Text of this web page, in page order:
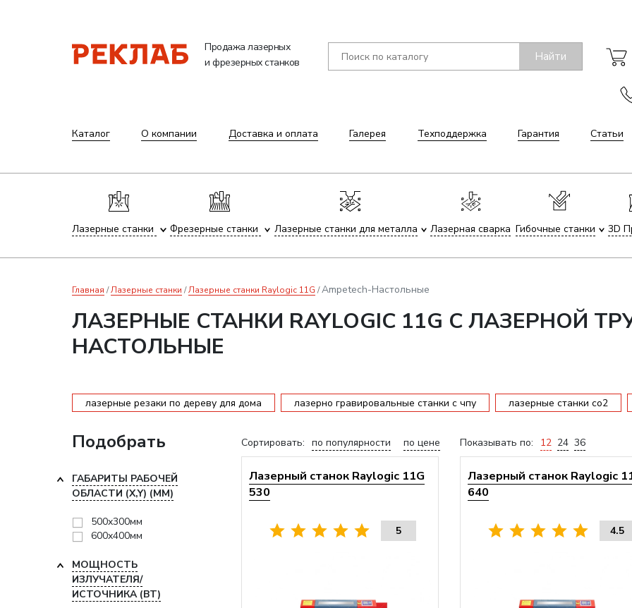
Продажа лазерных
и фрезерных станков
Найти
Каталог О компании Доставка и оплата Галерея Техподдержка Гарантия Статьи
Лазерные станки Фрезерные станки Лазерные станки для металла Лазерная сварка Гибочные станки 3D
Главная Лазерные станки Лазерные станки Raylogic 11G Ampetech-Настольные
ЛАЗЕРНЫЕ СТАНКИ RAYLOGIC 11G С ЛАЗЕРНОЙ
НАСТОЛЬНЫЕ
лазерные резаки по дереву для дома лазерно гравировальные станки с чпу лазерные станки со2
Сортировать: по популярности по цене Показывать по: 12 24 36
Лазерный станок Raylogic 11G
530
5
Лазерный станок Raylogic
640
4.5
Подобрать
ГАБАРИТЫ РАБОЧЕЙ
ОБЛАСТИ (X,Y) (ММ)
500x300мм
600x400мм
МОЩНОСТЬ
ИЗЛУЧАТЕЛЯ/
ИСТОЧНИКА (ВТ)